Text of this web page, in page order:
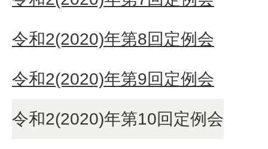
令和2(2020)年第8回定例会
令和2(2020)年第9回定例会
令和2(2020)年第10回定例会